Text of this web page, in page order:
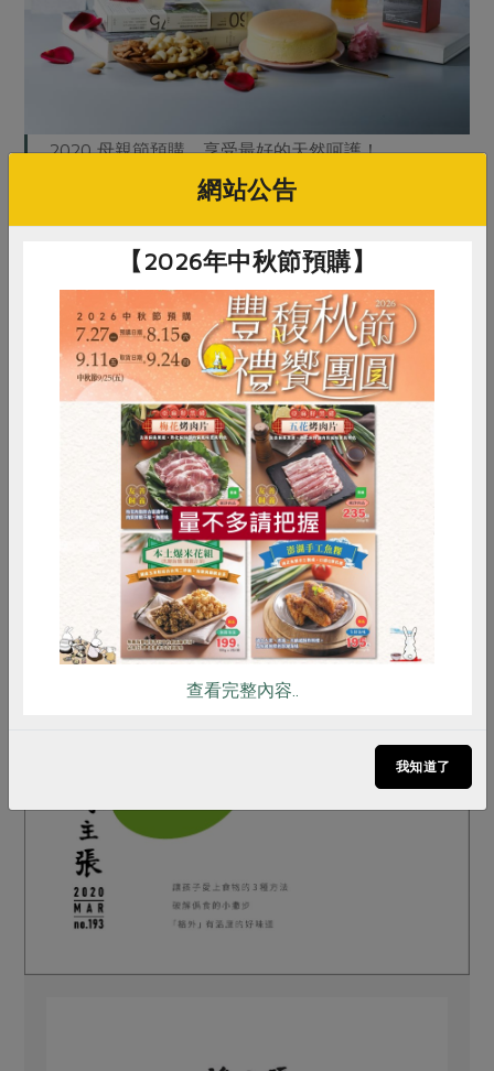
2020 母親節預購，享受最好的天然呵護！
• 預購時間 03.09（一）~ 03.28（六）
前往母親節預購專頁
RPET 食譜 減硝酸鹽
雞蛋 食安 共同購買
網站公告
【2026年中秋節預購】
查看完整內容..
我知道了